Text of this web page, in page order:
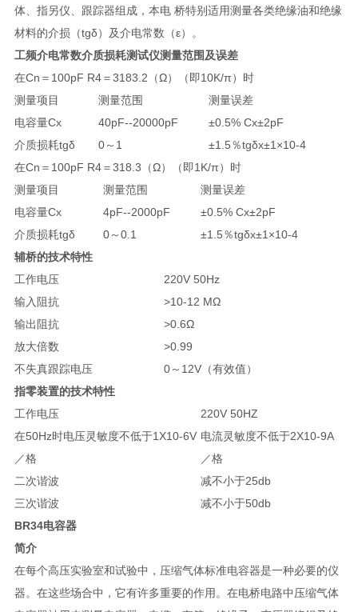
体、指另仪、跟踪器组成，本电 桥特别适用测量各类绝缘油和绝缘
材料的介损（tgδ）及介电常数（ε）。
工频介电常数介质损耗测试仪测量范围及误差
在Cn＝100pF R4＝3183.2（Ω）（即10K/π）时
测量项目
测量范围
测量误差
电容量Cx
40pF--20000pF
±0.5% Cx±2pF
介质损耗tgδ
0～1
±1.5％tgδx±1×10-4
在Cn＝100pF R4＝318.3（Ω）（即1K/π）时
测量项目
测量范围
测量误差
电容量Cx
4pF--2000pF
±0.5% Cx±2pF
介质损耗tgδ
0～0.1
±1.5％tgδx±1×10-4
辅桥的技术特性
工作电压
220V 50Hz
输入阻抗
>10-12 MΩ
输出阻抗
>0.6Ω
放大倍数
>0.99
不失真跟踪电压
0～12V（有效值）
指零装置的技术特性
工作电压
220V 50HZ
在50Hz时电压灵敏度不低于1X10-6V
／格
电流灵敏度不低于2X10-9A
／格
二次谐波
减不小于25db
三次谐波
减不小于50db
BR34电容器
简介
在每个高压实验室和试验中，压缩气体标准电容器是一种必要的仪
器。在这些场合中，它有许多重要的作用。在电桥电路中压缩气体